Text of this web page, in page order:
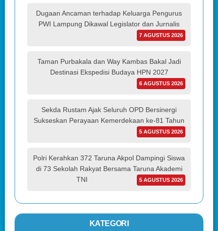
Dugaan Ancaman terhadap Keluarga Pengurus
PWI Lampung Dikawal Legislator dan Jurnalis
7 AGUSTUS 2026
Taman Purbakala dan Way Kambas Bakal Jadi
Destinasi Ekspedisi Budaya HPN 2027
6 AGUSTUS 2026
Sekda Rustam Ajak Seluruh OPD Bersinergi
Sukseskan Perayaan Kemerdekaan ke-81 Tahun
5 AGUSTUS 2026
Polri Kerahkan 372 Taruna Akpol Dampingi Siswa
di 73 Sekolah Rakyat Bersama Taruna Akademi
TNI
5 AGUSTUS 2026
KATEGORI